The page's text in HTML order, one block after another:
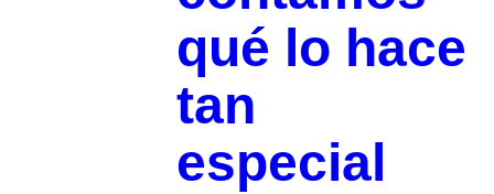
qué lo hace
tan
especial